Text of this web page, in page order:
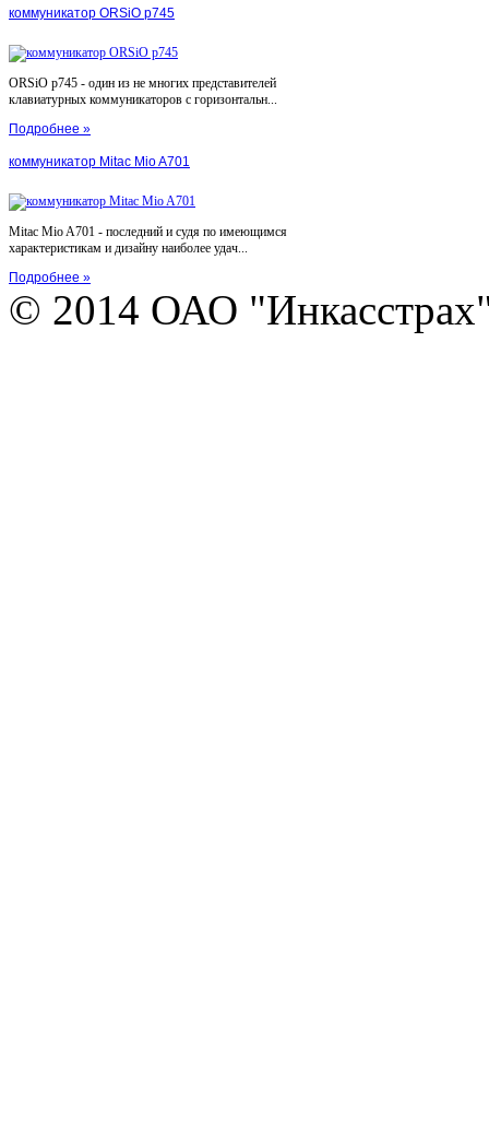
коммуникатор ORSiO p745
ORSiO p745 - один из не многих представителей
клавиатурных коммуникаторов с горизонтальн...
Подробнее »
коммуникатор Mitac Mio A701
Mitac Mio A701 - последний и судя по имеющимся
характеристикам и дизайну наиболее удач...
Подробнее »
© 2014 ОАО